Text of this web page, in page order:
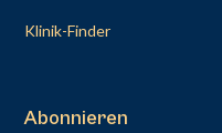
Klinik-Finder
Abonnieren